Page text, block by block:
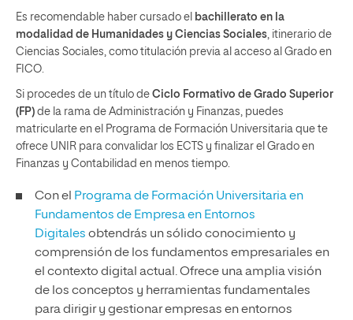
Es recomendable haber cursado el bachillerato en la
modalidad de Humanidades y Ciencias Sociales , itinerario de
Ciencias Sociales, como titulación previa al acceso al Grado en
FICO.
Si procedes de un título de Ciclo Formativo de Grado Superior
(FP) de la rama de Administración y Finanzas, puedes
matricularte en el Programa de Formación Universitaria que te
ofrece UNIR para convalidar los ECTS y finalizar el Grado en
Finanzas y Contabilidad en menos tiempo.
Con el Programa de Formación Universitaria en
Fundamentos de Empresa en Entornos
Digitales obtendrás un sólido conocimiento y
comprensión de los fundamentos empresariales en
el contexto digital actual. Ofrece una amplia visión
de los conceptos y herramientas fundamentales
para dirigir y gestionar empresas en entornos